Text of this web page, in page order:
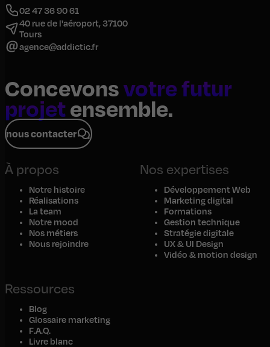
02 47 36 90 61
40 rue de l'aéroport, 37100
Tours
agence@addictic.fr
Concevonsvotre futur
projetensemble.
nous contacter
À propos
Notre histoire
Réalisations
La team
Notre mood
Nos métiers
Nous rejoindre
Nos expertises
Développement Web
Marketing digital
Formations
Gestion technique
Stratégie digitale
UX & UI Design
Vidéo & motion design
Ressources
Blog
Glossaire marketing
F.A.Q.
Livre blanc